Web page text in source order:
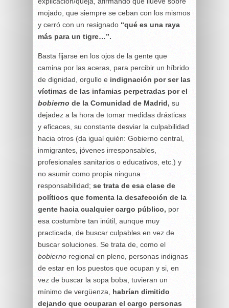
mojado, que siempre se ceban con los mismos
y cerró con un resignado “qué es una raya
más para un tigre…”.
Basta fijarse en los ojos de la gente que
camina por las aceras, para percibir un híbrido
de dignidad, orgullo e indignación por ser las
víctimas de las infamias perpetradas por el
bobierno de la Comunidad de Madrid, su
dejadez a la hora de tomar medidas drásticas
y eficaces, su constante desviar la culpabilidad
hacia otros (da igual quién: Gobierno central,
inmigrantes, jóvenes irresponsables,
profesionales sanitarios o educativos, etc.) y
no asumir como propia ninguna
responsabilidad; se trata de esa clase de
políticos que fomenta la desafección de la
gente hacia cualquier cargo público, por
esa costumbre tan inútil, aunque muy
practicada, de buscar culpables en vez de
buscar soluciones. Se trata de, como el
bobierno regional en pleno, personas indignas
de estar en los puestos que ocupan y si, en
vez de buscar la sopa boba, tuvieran un
mínimo de vergüenza,
habrían dimitido
dejando que ocuparan el cargo personas